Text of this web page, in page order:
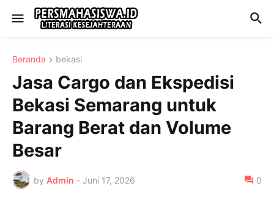
Beranda bekasi
Jasa Cargo dan Ekspedisi
Bekasi Semarang untuk
Barang Berat dan Volume
Besar
by Admin - Juni 17, 2026 0